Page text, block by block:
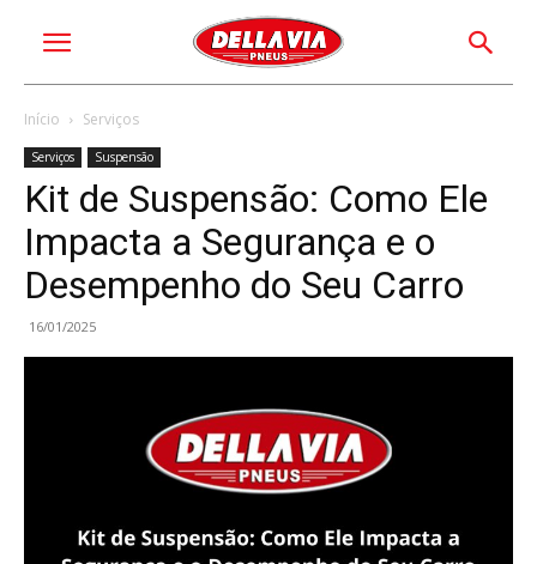
Início Serviços
Serviços Suspensão
Kit de Suspensão: Como Ele
Impacta a Segurança e o
Desempenho do Seu Carro
16/01/2025